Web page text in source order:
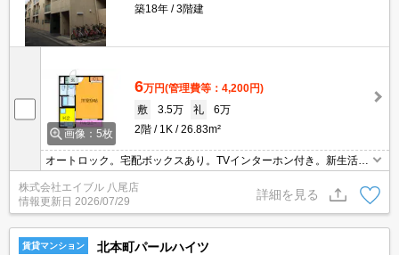
築18年
3階建
画像：5枚
6万円(管理費等：4,200円)
敷
3.5万 礼
6万
2階
1K 26.83m²
オートロック。宅配ボックスあり。TVインターホン付き。新生活の
スタートはここから。駅近くでラクラク便利。この部屋で一人暮ら
しをEnjoy。お問い合わせお待ちしております。
株式会社エイブル 八尾店
情報更新日 2026/07/29
詳細を見る
賃貸マンション 北本町パールハイツ